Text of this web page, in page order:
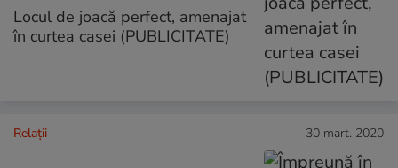
Locul de joacă perfect, amenajat
în curtea casei (PUBLICITATE)
Relații 30 mart. 2020